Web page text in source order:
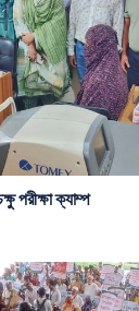
পরীক্ষা ক্যাম্প